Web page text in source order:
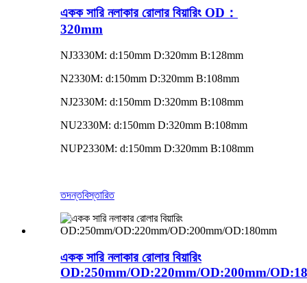
একক সারি নলাকার রোলার বিয়ারিং OD：
320mm
NJ3330M: d:150mm D:320mm B:128mm
N2330M: d:150mm D:320mm B:108mm
NJ2330M: d:150mm D:320mm B:108mm
NU2330M: d:150mm D:320mm B:108mm
NUP2330M: d:150mm D:320mm B:108mm
তদন্তবিস্তারিত
একক সারি নলাকার রোলার বিয়ারিং
OD:250mm/OD:220mm/OD:200mm/